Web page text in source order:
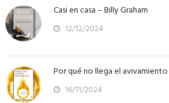
Casi en casa – Billy Graham
12/12/2024
Por qué no llega el
16/11/2024